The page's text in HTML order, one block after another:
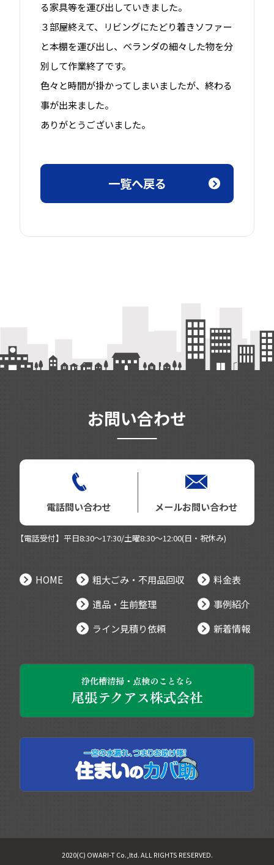
る家具等を運び出していきました。
３部屋終えて、リビングにたどり着きソファー
と本棚を運び出し、ベランダの細々した物を分
別して作業終了です。
色々と時間が掛かってしまいましたが、終わる
事が出来ました。
ありがとうございました。
一覧へ戻る
お問い合わせ
電話問い合わせ メールお問い合わせ
【電話受付】平日8:30～17:30/土曜8:30～12:00(日・祝休み)
HOME
粗大ごみ・不用品回収
遺品・生前整理
ライン見積り依頼
料金表
事例紹介
新着情報
2020(C) OWARI-T Co.,ltd. ALL RIGHTS RESERVED.